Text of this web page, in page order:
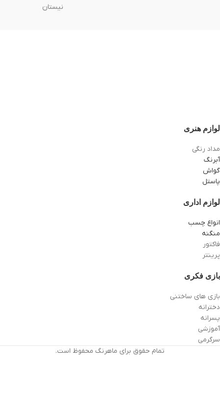
نیستان
لوازم هنری
مداد رنگی
آبرنگ
گواش
پاستل
لوازم اداری
انواع چسب
منگنه
فاکتور
پرینتر
بازی فکری
بازی های ساختنی
دخترانه
پسرانه
آموزشی
سرگرمی
تمام حقوق برای ماهرنگ محفوظ است.